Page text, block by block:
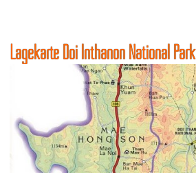
Lagekarte Doi Inthanon National Park